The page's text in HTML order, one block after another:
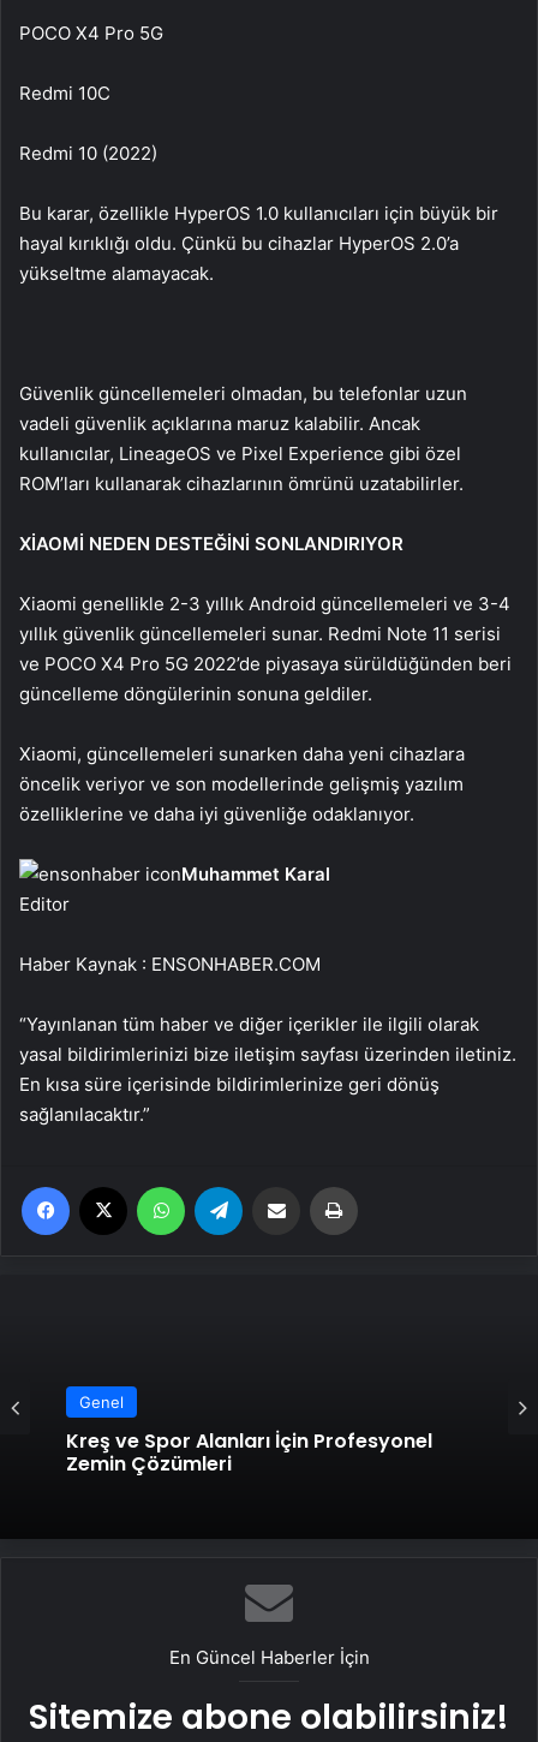
POCO X4 Pro 5G
Redmi 10C
Redmi 10 (2022)
Bu karar, özellikle HyperOS 1.0 kullanıcıları için büyük bir
hayal kırıklığı oldu. Çünkü bu cihazlar HyperOS 2.0’a
yükseltme alamayacak.
Güvenlik güncellemeleri olmadan, bu telefonlar uzun
vadeli güvenlik açıklarına maruz kalabilir. Ancak
kullanıcılar, LineageOS ve Pixel Experience gibi özel
ROM’ları kullanarak cihazlarının ömrünü uzatabilirler.
XİAOMİ NEDEN DESTEĞİNİ SONLANDIRIYOR
Xiaomi genellikle 2-3 yıllık Android güncellemeleri ve 3-4
yıllık güvenlik güncellemeleri sunar. Redmi Note 11 serisi
ve POCO X4 Pro 5G 2022’de piyasaya sürüldüğünden beri
güncelleme döngülerinin sonuna geldiler.
Xiaomi, güncellemeleri sunarken daha yeni cihazlara
öncelik veriyor ve son modellerinde gelişmiş yazılım
özelliklerine ve daha iyi güvenliğe odaklanıyor.
Muhammet Karal
Editor
Haber Kaynak : ENSONHABER.COM
“Yayınlanan tüm haber ve diğer içerikler ile ilgili olarak
yasal bildirimlerinizi bize iletişim sayfası üzerinden iletiniz.
En kısa süre içerisinde bildirimlerinize geri dönüş
sağlanılacaktır.”
Facebook WhatsApp Email'den paylaş
Genel
Kreş ve Spor Alanları İçin Profesyonel
Zemin Çözümleri
En Güncel Haberler İçin
Sitemize abone olabilirsiniz!